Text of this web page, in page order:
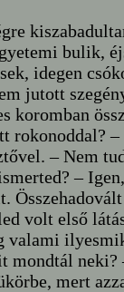
bulik,
idegen
jutott
koromban
rokonoddal?
– Nem
–
volt első
valami
mondtál
mert